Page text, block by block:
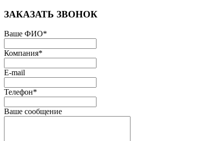
ЗАКАЗАТЬ ЗВОНОК
Ваше ФИО*
Компания*
E-mail
Телефон*
Ваше сообщение